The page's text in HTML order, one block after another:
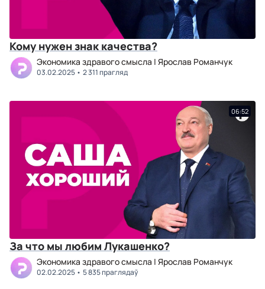
Кому нужен знак качества?
Экономика здравого смысла | Ярослав Романчук
03.02.2025 2 311 прагляд
06:52
За что мы любим Лукашенко?
Экономика здравого смысла | Ярослав Романчук
02.02.2025 5 835 праглядаў